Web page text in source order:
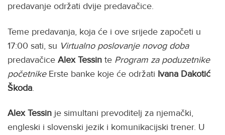
predavanje održati dvije predavačice.
Teme predavanja, koja će i ove srijede započeti u
17:00 sati, su Virtualno poslovanje novog doba
predavačice Alex Tessin te Program za poduzetnike
početnikeErste banke koje će održati Ivana Dakotić
Škoda.
Alex Tessin je simultani prevoditelj za njemački,
engleski i slovenski jezik i komunikacijski trener. U